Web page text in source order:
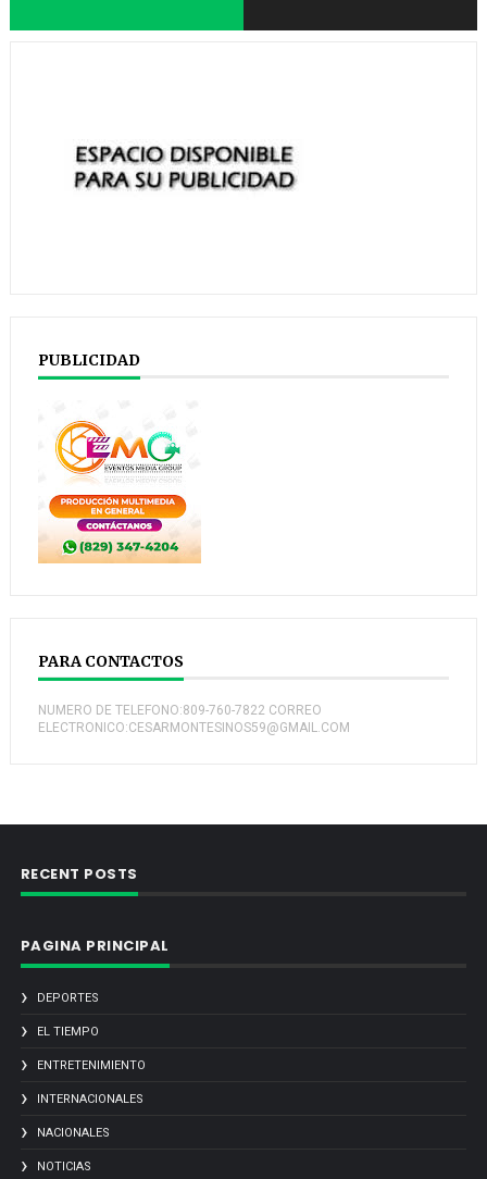
PUBLICIDAD
PARA CONTACTOS
NUMERO DE TELEFONO:809-760-7822 CORREO
ELECTRONICO:CESARMONTESINOS59@GMAIL.COM
RECENT POSTS
PAGINA PRINCIPAL
DEPORTES
EL TIEMPO
ENTRETENIMIENTO
INTERNACIONALES
NACIONALES
NOTICIAS